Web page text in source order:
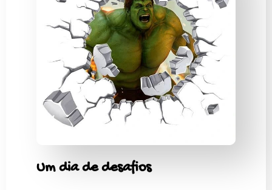
Um dia de desafios